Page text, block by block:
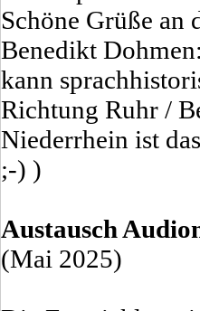
Schöne Grüße
Benedikt
kann
Richtung Ruhr /
Niederrhein ist
;-) )
Austausch
(Mai 2025)